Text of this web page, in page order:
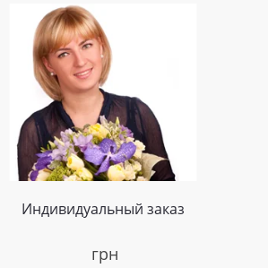
Индивидуальный заказ
грн